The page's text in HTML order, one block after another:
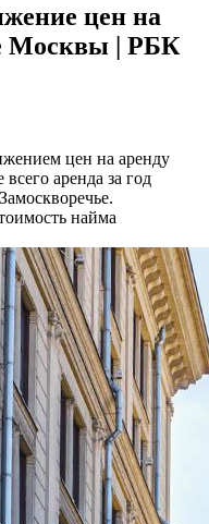
цен на
Москвы | РБК
цен на аренду
всего аренда за год
найма